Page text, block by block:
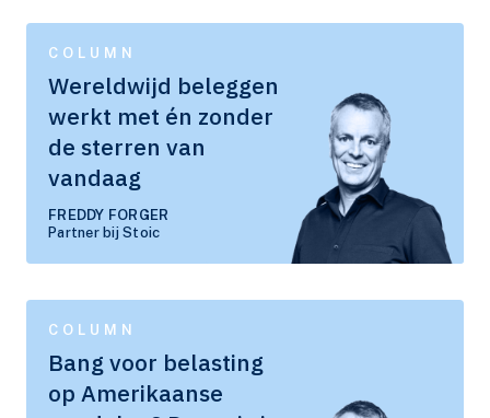
COLUMN
Wereldwijd beleggen
werkt met én zonder
de sterren van
vandaag
FREDDY FORGER
Partner bij Stoic
COLUMN
Bang voor belasting
op Amerikaanse